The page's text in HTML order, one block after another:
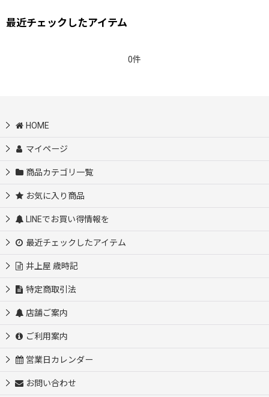
最近チェックしたアイテム
0件
HOME
マイページ
商品カテゴリ一覧
お気に入り商品
LINEでお買い得情報を
最近チェックしたアイテム
井上屋 歳時記
特定商取引法
店舗ご案内
ご利用案内
営業日カレンダー
お問い合わせ